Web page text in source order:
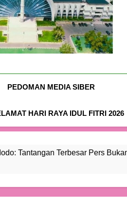
PEDOMAN MEDIA SIBER
HARI RAYA IDUL FITRI 2026
Terbesar Pers Bukan Al atau